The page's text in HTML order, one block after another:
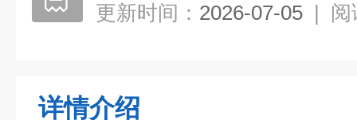
更新时间： 2026-07-05 | 阅
详情介绍